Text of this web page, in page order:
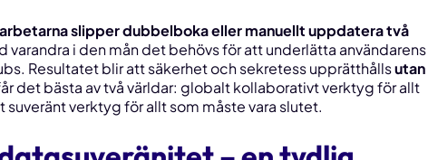
slipper dubbelboka eller manuellt uppdatera två
varandra i den mån det behövs för att underlätta användarens
Resultatet blir att säkerhet och sekretess upprätthållsutan
det bästa av två världar: globalt kollaborativt verktyg för allt
verktyg för allt som måstevara slutet.